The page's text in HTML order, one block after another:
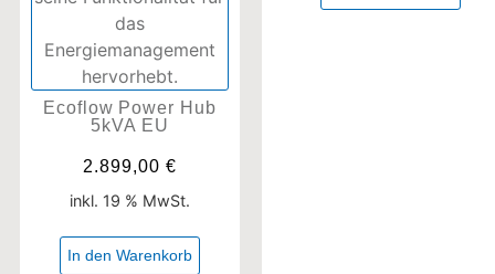
Ecoflow Power Hub
5kVA EU
2.899,00 €
inkl. 19 % MwSt.
In den Warenkorb